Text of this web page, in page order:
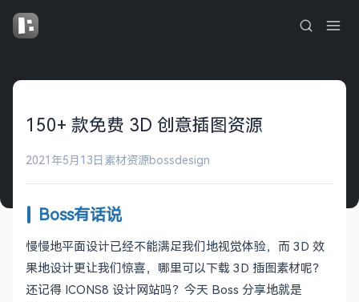
150+ 款免费 3D 创意插图资源
2021年5月13日 素材资源bossdesign
Boss有话说
慢慢地平面设计已经不能满足我们地视觉体验，而 3D 效
果地设计更让我们惊喜，哪里可以下载 3D 插图素材呢？
还记得 ICONS8 设计网站吗？今天 Boss 分享地就是